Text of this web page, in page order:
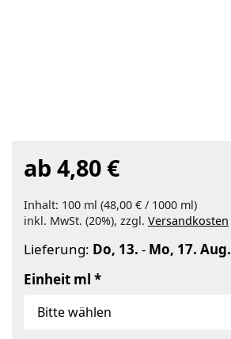
ab 4,80 €
Inhalt: 100 ml (48,00 € / 1000 ml)
inkl. MwSt. (20%), zzgl. Versandkosten
Lieferung: Do, 13. - Mo, 17. Aug.
Einheit ml